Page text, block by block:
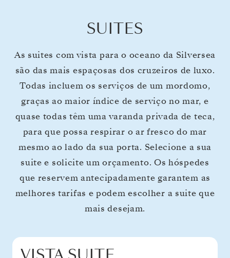
SUITES
As suites com vista para o oceano da Silversea
são das mais espaçosas dos cruzeiros de luxo.
Todas incluem os serviços de um mordomo,
graças ao maior índice de serviço no mar, e
quase todas têm uma varanda privada de teca,
para que possa respirar o ar fresco do mar
mesmo ao lado da sua porta. Selecione a sua
suite e solicite um orçamento. Os hóspedes
que reservem antecipadamente garantem as
melhores tarifas e podem escolher a suite que
mais desejam.